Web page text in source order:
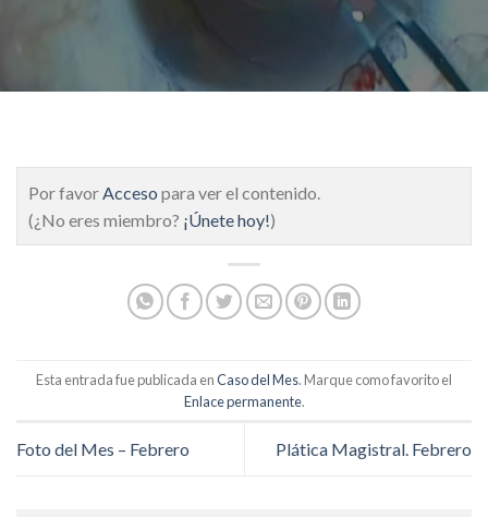
Por favorAcceso para ver el contenido.
(¿No eres miembro? ¡Únete hoy!)
Esta entrada fue publicada enCaso del Mes. Marque como favorito el
Enlace permanente.
Foto del Mes – Febrero Plática Magistral. Febrero